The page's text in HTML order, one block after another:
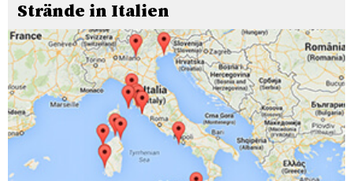
Strände in Italien